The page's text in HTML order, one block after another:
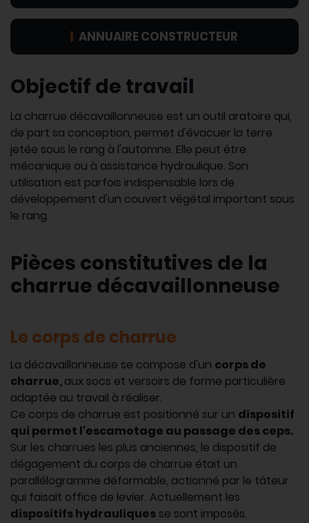
ANNUAIRE CONSTRUCTEUR
Objectif de travail
La charrue décavaillonneuse est un outil aratoire qui,
de part sa conception, permet d'évacuer la terre
jetée sous le rang à l'automne. Elle peut être
mécanique ou à assistance hydraulique. Son
utilisation est parfois indispensable lors de
développement d'un couvert végétal important sous
le rang.
Pièces constitutives de la
charrue décavaillonneuse
Le corps de charrue
La décavaillonneuse se compose d'un corps de
charrue,aux socs et versoirs de forme particulière
adaptée au travail à réaliser.
Ce corps de charrue est positionné sur un dispositif
qui permet l'escamotage au passage des ceps.
Sur les charrues les plus anciennes, le dispositif de
dégagement du corps de charrue était un
parallélogramme déformable, actionné par le tâteur
qui faisait office de levier. Actuellement les
dispositifs hydrauliques se sont imposés.